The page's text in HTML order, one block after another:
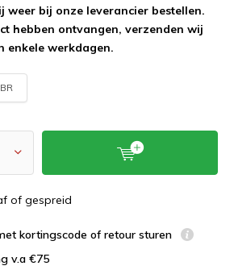
weer bij onze leverancier bestellen.
hebben ontvangen, verzenden wij
enkele werkdagen.
of gespreid
kortingscode of retour sturen
v.a €75